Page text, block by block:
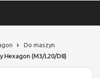
Do maszyn
Hexagon (M3/L20/D8)